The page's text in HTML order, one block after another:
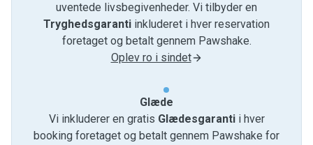
uventede livsbegivenheder. Vi tilbyder en
Tryghedsgaranti inkluderet i hver reservation
foretaget og betalt gennem Pawshake.
Oplev ro i sindet
Glæde
Vi inkluderer en gratis Glædesgarantii hver
booking foretaget og betalt gennem Pawshake for